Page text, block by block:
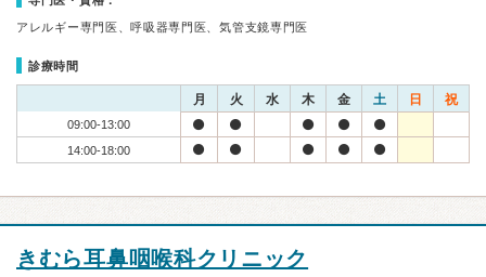
アレルギー専門医、呼吸器専門医、気管支鏡専門医
診療時間
月 火 水 木 金 土 日 祝
09:00-13:00
14:00-18:00
きむら耳鼻咽喉科クリニック